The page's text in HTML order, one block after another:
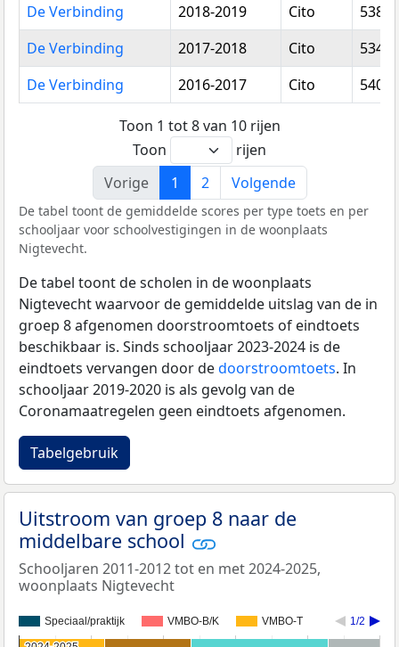
De Verbinding
2018-2019 Cito
De Verbinding
2017-2018 Cito
De Verbinding
2016-2017 Cito
Toon 1 tot 8 van 10 rijen
Toon
rijen
Vorige
1 2 Volgende
De tabel toont de gemiddelde scores per type toets en per
schooljaar voor schoolvestigingen in de woonplaats
Nigtevecht.
De tabel toont de scholen in de woonplaats
Nigtevecht waarvoor de gemiddelde uitslag van de in
groep 8 afgenomen doorstroomtoets of eindtoets
beschikbaar is. Sinds schooljaar 2023-2024 is de
eindtoets vervangen door dedoorstroomtoets. In
schooljaar 2019-2020 is als gevolg van de
Coronamaatregelen geen eindtoets afgenomen.
Tabelgebruik
Uitstroom van groep 8 naar de
middelbare school
Schooljaren 2011-2012 tot en met 2024-2025,
woonplaats Nigtevecht
Speciaal/praktijk VMBO-B/K VMBO-T 1/2